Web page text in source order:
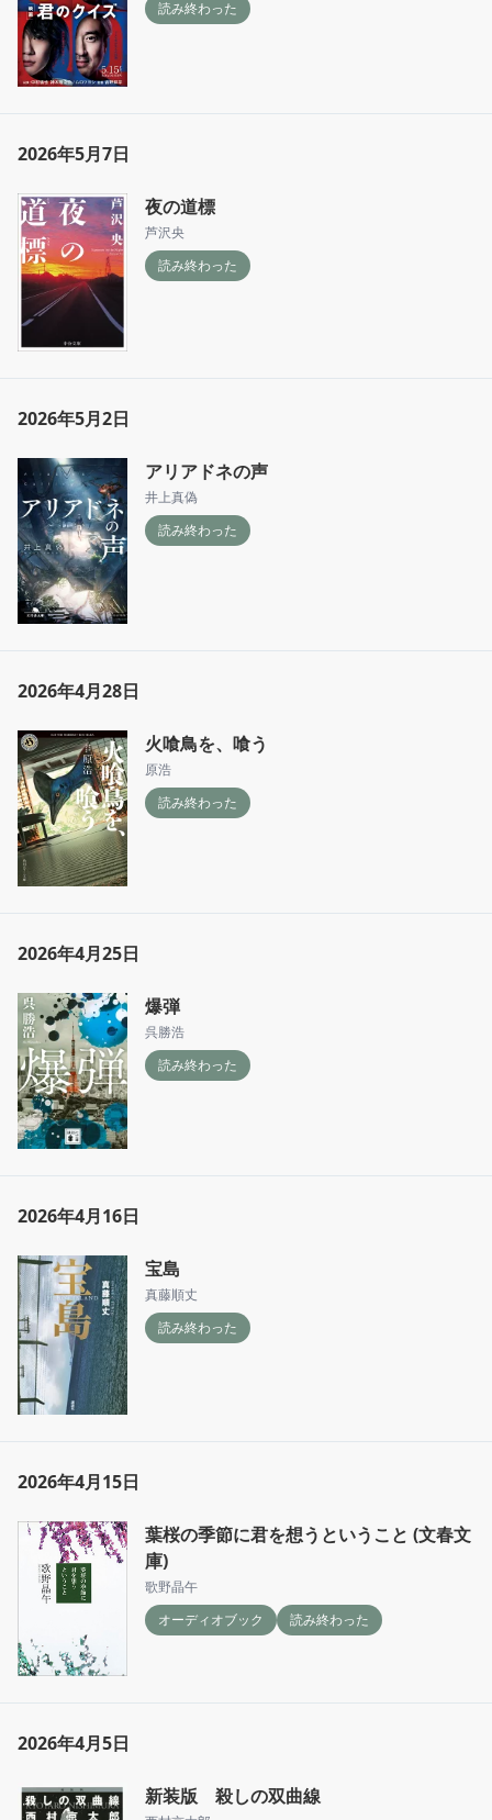
読み終わった
2026年5月7日
夜の道標
芦沢央
読み終わった
2026年5月2日
アリアドネの声
井上真偽
読み終わった
2026年4月28日
火喰鳥を、喰う
原浩
読み終わった
2026年4月25日
爆弾
呉勝浩
読み終わった
2026年4月16日
宝島
真藤順丈
読み終わった
2026年4月15日
葉桜の季節に君を想うということ (文春文
庫)
歌野晶午
オーディオブック
読み終わった
2026年4月5日
新装版 殺しの双曲線